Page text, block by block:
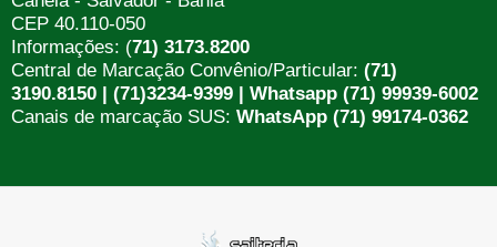
CEP 40.110-050
Informações: (71) 3173.8200
Central de Marcação Convênio/Particular: (71)
3190.8150 | (71)3234-9399 | Whatsapp (71) 99939-6002
Canais de marcação SUS: WhatsApp (71) 99174-0362